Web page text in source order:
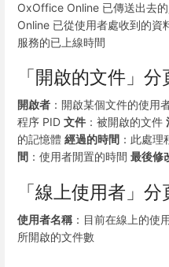
OxOffice Online 已傳送出去
Online 已從使用者處收到的資
服務的已上線時間
「開啟的文件」分
開啟者 ：開啟某個文件的使用
程序 PID 文件 ：被開啟的文件
的記憶體 經過的時間 ：此處
間 ：使用者閒置的時間 最後修
「線上使用者」分
使用者名稱 ：目前在線上的使
所開啟的文件數